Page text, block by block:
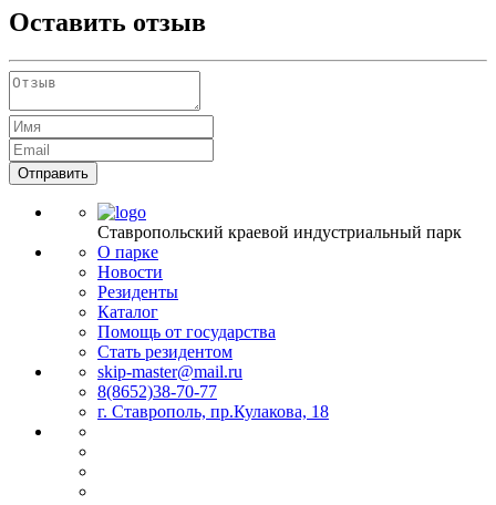
Оставить отзыв
Отправить
Ставропольский краевой индустриальный парк
О парке
Новости
Резиденты
Каталог
Помощь от государства
Стать резидентом
skip-master@mail.ru
8(8652)38-70-77
г. Ставрополь, пр.Кулакова, 18